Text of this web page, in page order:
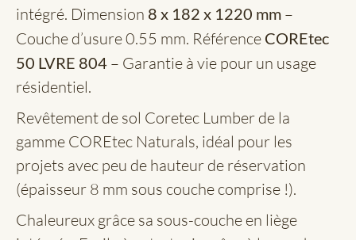
intégré. Dimension 8 x 182 x 1220 mm –
Couche d’usure 0.55 mm. Référence COREtec
50 LVRE 804 – Garantie à vie pour un usage
résidentiel.
Revêtement de sol Coretec Lumber de la
gamme COREtec Naturals, idéal pour les
projets avec peu de hauteur de réservation
(épaisseur 8 mm sous couche comprise !).
Chaleureux grâce sa sous-couche en liège